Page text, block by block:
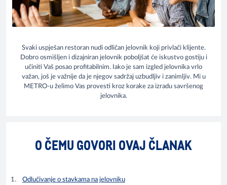
Svaki uspješan restoran nudi odličan jelovnik koji privlači klijente.
Dobro osmišljen i dizajniran jelovnik poboljšat će iskustvo gostiju i
učiniti Vaš posao profitabilnim. Iako je sam izgled jelovnika vrlo
važan, još je važnije da je njegov sadržaj uzbudljiv i zanimljiv. Mi u
METRO-u želimo Vas provesti kroz korake za izradu savršenog
jelovnika.
O ČEMU GOVORI OVAJ ČLANAK
Odlučivanje o stavkama na jelovniku